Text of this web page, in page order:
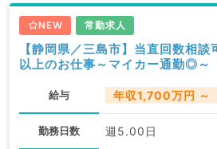
NEW 常勤求人
【静岡県／三島市】当直回数相
以上のお仕事～マイカー通勤◎～
給与 年収1,700万円 ～
勤務日数 週5.00日